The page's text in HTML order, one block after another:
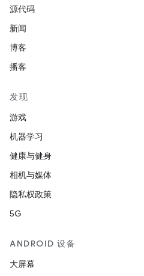
源代码
新闻
博客
播客
发现
游戏
机器学习
健康与健身
相机与媒体
隐私权政策
5G
ANDROID 设备
大屏幕